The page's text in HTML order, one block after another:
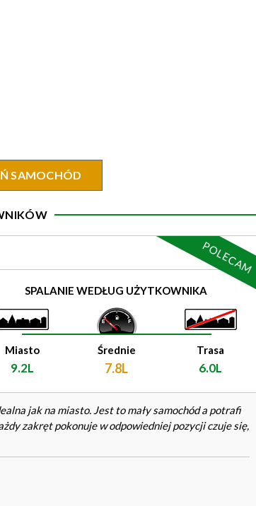
SAMOCHÓD
SPALANIE WEDŁUG UŻYTKOWNIKA
Miasto
9.2L
Średnie
7.8L
Trasa
6.0L
jak na miasto. Jest to mały samochód a potrafi
zakręt pokonuje w odpowiedniej pozycji czuje się,
POLECAM